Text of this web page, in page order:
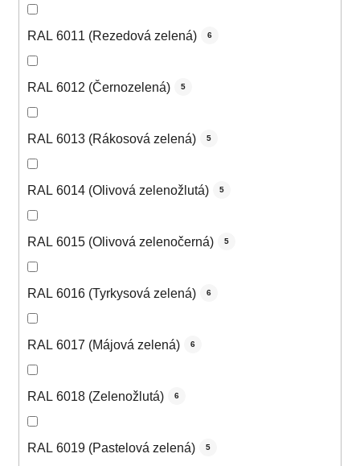
RAL 6011 (Rezedová zelená) 6
RAL 6012 (Černozelená) 5
RAL 6013 (Rákosová zelená) 5
RAL 6014 (Olivová zelenožlutá) 5
RAL 6015 (Olivová zelenočerná) 5
RAL 6016 (Tyrkysová zelená) 6
RAL 6017 (Májová zelená) 6
RAL 6018 (Zelenožlutá) 6
RAL 6019 (Pastelová zelená) 5